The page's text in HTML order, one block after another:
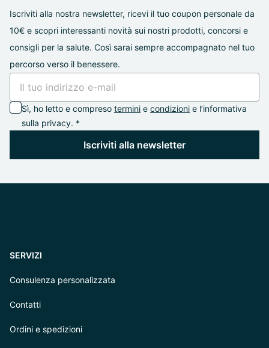
Iscriviti alla nostra newsletter, ricevi il tuo coupon personale da
10€ e scopri interessanti novità sui nostri prodotti, concorsi e
consigli per la salute. Così sarai sempre accompagnato nel tuo
percorso verso il benessere.
Sì, ho letto e compreso termini e condizioni e l’informativa
sulla privacy. *
Iscriviti alla newsletter
SERVIZI
Consulenza personalizzata
Contatti
Ordini e spedizioni